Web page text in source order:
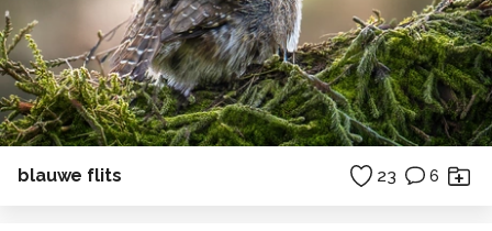
blauwe flits 23 6